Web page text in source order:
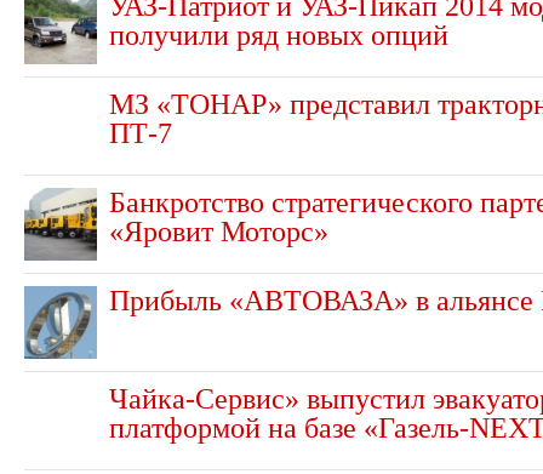
получили ряд новых опций
МЗ «ТОНАР» представил
ПТ-7
Банкротство стратегического
«Яровит Моторс»
Прибыль «АВТОВАЗА» в альянсе
Чайка-Сервис» выпустил
платформой на базе «Газель-